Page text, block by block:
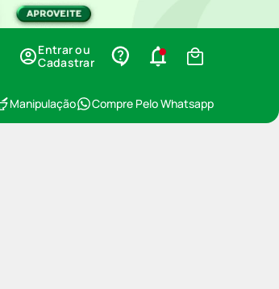
Entrar ou
Cadastrar
Manipulação Compre Pelo Whatsapp